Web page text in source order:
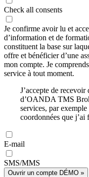
Check all consents
Je confirme avoir lu et
d’information et de
constituent la base sur
offre et bénéficier d’une
mon compte. Je
service à tout moment.
J’accepte de
d’OANDA TMS
services, par
coordonnées que j’ai
E-mail
SMS/MMS
Ouvrir un compte DÉMO »